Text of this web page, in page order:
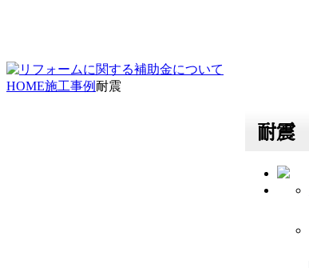
HOME施工事例 耐震
耐震